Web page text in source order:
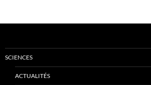
SCIENCES
ACTUALITÉS